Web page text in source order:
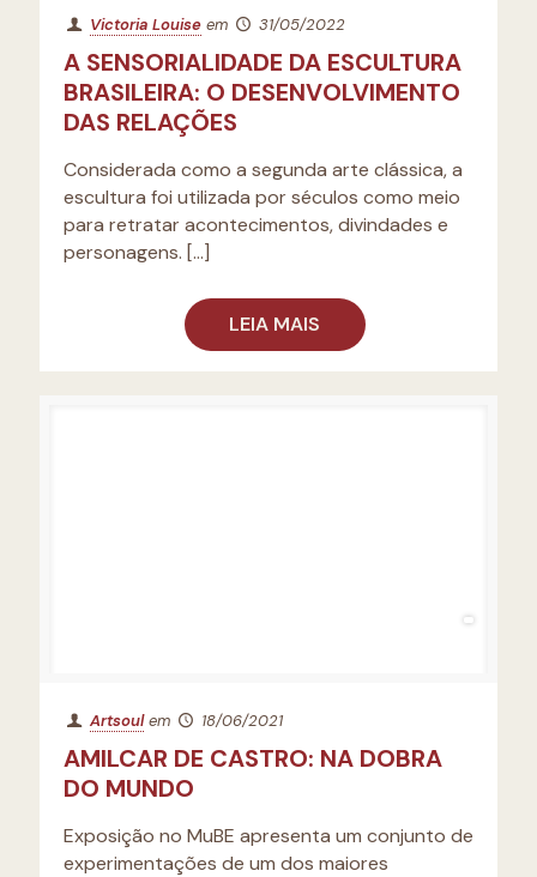
Victoria Louise em 31/05/2022
A SENSORIALIDADE DA ESCULTURA
BRASILEIRA: O DESENVOLVIMENTO
DAS RELAÇÕES
Considerada como a segunda arte clássica, a
escultura foi utilizada por séculos como meio
para retratar acontecimentos, divindades e
personagens. […]
LEIA MAIS
Artsoul em 18/06/2021
AMILCAR DE CASTRO: NA DOBRA
DO MUNDO
Exposição no MuBE apresenta um conjunto de
experimentações de um dos maiores